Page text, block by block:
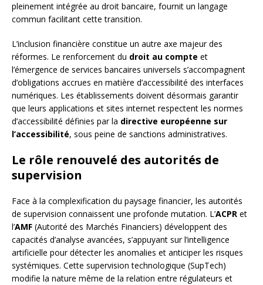
pleinement intégrée au droit bancaire, fournit un langage
commun facilitant cette transition.
L’inclusion financière constitue un autre axe majeur des
réformes. Le renforcement du droit au compte et
l’émergence de services bancaires universels s’accompagnent
d’obligations accrues en matière d’accessibilité des interfaces
numériques. Les établissements doivent désormais garantir
que leurs applications et sites internet respectent les normes
d’accessibilité définies par la directive européenne sur
l’accessibilité, sous peine de sanctions administratives.
Le rôle renouvelé des autorités de
supervision
Face à la complexification du paysage financier, les autorités
de supervision connaissent une profonde mutation. L’ACPR et
l’AMF (Autorité des Marchés Financiers) développent des
capacités d’analyse avancées, s’appuyant sur l’intelligence
artificielle pour détecter les anomalies et anticiper les risques
systémiques. Cette supervision technologique (SupTech)
modifie la nature même de la relation entre régulateurs et